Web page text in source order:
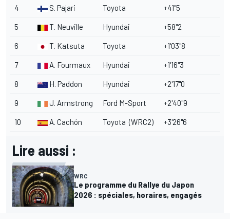
4 S. Pajari Toyota +41"5
5 T. Neuville Hyundai +58"2
6 T. Katsuta Toyota +1'03"8
7 A. Fourmaux Hyundai +1'16"3
8 H. Paddon Hyundai +2'17"0
9 J. Armstrong Ford M-Sport +2'40"9
10 A. Cachón Toyota (WRC2) +3'26"6
Lire aussi :
WRC
Le programme du Rallye du Japon
2026 : spéciales, horaires, engagés